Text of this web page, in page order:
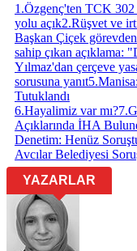
1 .Özgenç'ten TCK 302
yolu açık2.Rüşvet ve
Başkan Çiçek görevden
sahip çıkan açıklama:
Yılmaz'dan çerçeve
sorusuna yanıt5.
Tutuklandı
6.Hayalimiz var mı?7.
Açıklarında İHA
Denetim: Henüz
Avcılar Belediyesi
YAZARLAR